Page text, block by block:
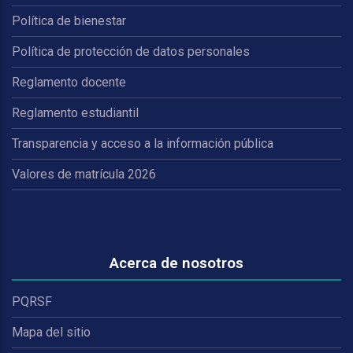
Política de bienestar
Política de protección de datos personales
Reglamento docente
Reglamento estudiantil
Transparencia y acceso a la información pública
Valores de matrícula 2026
Acerca de nosotros
PQRSF
Mapa del sitio